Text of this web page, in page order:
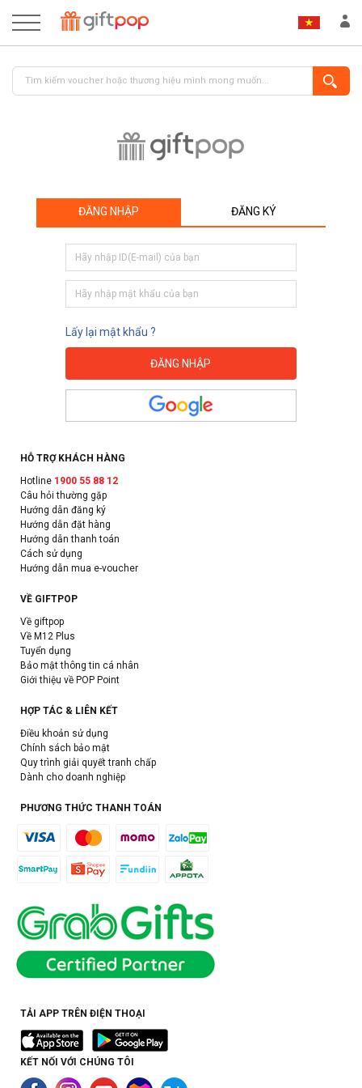
ĐĂNG NHẬP ĐĂNG KÝ
Lấy lại mật khẩu ?
HỖ TRỢ KHÁCH HÀNG
Hotline 1900 55 88 12
Câu hỏi thường gặp
Hướng dẫn đăng ký
Hướng dẫn đặt hàng
Hướng dẫn thanh toán
Cách sử dụng
Hướng dẫn mua e-voucher
VỀ GIFTPOP
Về giftpop
Về M12 Plus
Tuyển dụng
Bảo mật thông tin cá nhân
Giới thiệu về POP Point
HỢP TÁC & LIÊN KẾT
Điều khoản sử dụng
Chính sách bảo mật
Quy trình giải quyết tranh chấp
Dành cho doanh nghiệp
PHƯƠNG THỨC THANH TOÁN
TẢI APP TRÊN ĐIỆN THOẠI
KẾT NỐI VỚI CHÚNG TÔI